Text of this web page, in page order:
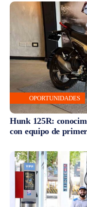
OPORTUNIDADES
Hunk 125R:
con equipo de